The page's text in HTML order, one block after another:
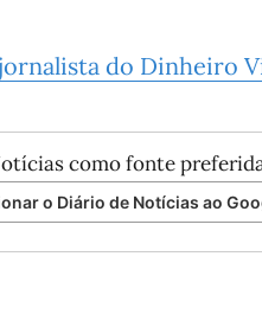
do Dinheiro
como fonte
o Diário de Notícias ao